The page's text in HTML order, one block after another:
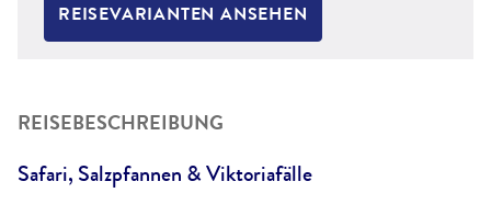
REISEVARIANTEN ANSEHEN
REISEBESCHREIBUNG
Safari, Salzpfannen & Viktoriafälle